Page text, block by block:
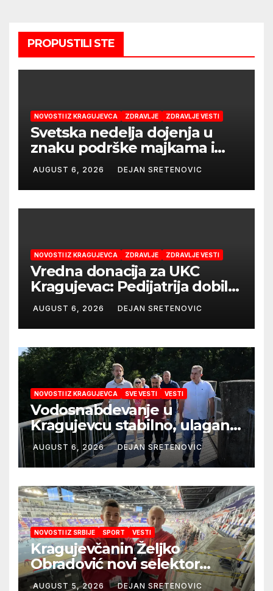
PROPUSTILI STE
NOVOSTI IZ KRAGUJEVCA ZDRAVLJE ZDRAVLJE VESTI
Svetska nedelja dojenja u
znaku podrške majkama i
najboljeg početka života
AUGUST 6, 2026 DEJAN SRETENOVIC
NOVOSTI IZ KRAGUJEVCA ZDRAVLJE ZDRAVLJE VESTI
Vredna donacija za UKC
Kragujevac: Pedijatrija dobila
mobilni rendgen i mikroskop
vredne 9,6 miliona dinara
AUGUST 6, 2026 DEJAN SRETENOVIC
NOVOSTI IZ KRAGUJEVCA SVE VESTI VESTI
Vodosnabdevanje u
Kragujevcu stabilno, ulaganja
obezbedila sigurnije
snabdevanje
AUGUST 6, 2026 DEJAN SRETENOVIC
NOVOSTI IZ SRBIJE SPORT VESTI
Kragujevčanin Željko
Obradović novi selektor
Atletske reprezentacije Srbije
AUGUST 5, 2026 DEJAN SRETENOVIC